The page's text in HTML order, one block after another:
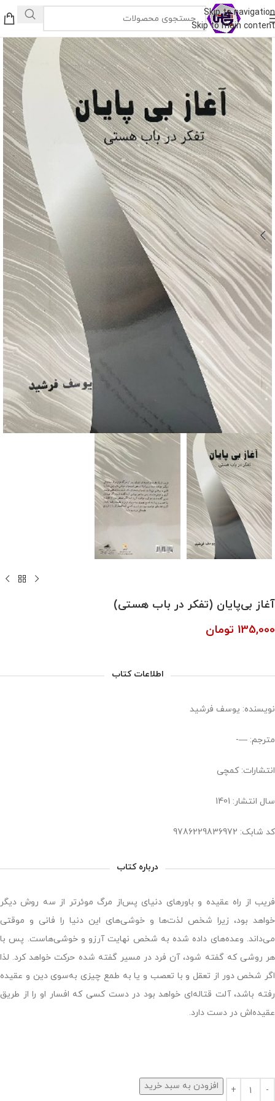
Skip to navigation
Skip to main content
آغاز بی‌پایان (تفکر در باب هستی)
135,000 تومان
اطلاعات کتاب
نویسنده: یوسف فرشید
مترجم: —-
انتشارات: کمچی
سال انتشار: 1401
کد شابک: 9786229836972
درباره کتاب
فریب از راه عقیده و باورهای دنیای پس‌از مرگ موئرتر از سه روش دیگر
خواهد بود، زیرا شخص لذت‌ها و خوشی‌های این دنیا را فانی و موقتی
می‌داند. وعده‌های داده شده به شخص نهایت آرزو و خوشی‌هاست. پس با
هر روشی که گفته شود، آن فرد در مسیر گفته شده حرکت خواهد کرد. لذا
اگر شخص دور از تعقل و با تعصب و یا به طمع چیزی به‌سوی دین و عقیده
رفته باشد، آلت قتاله‌ای خواهد بود در دست کسی که افسار او را از طریق
عقیده‌اش در دست دارد.
افزودن به سبد خرید